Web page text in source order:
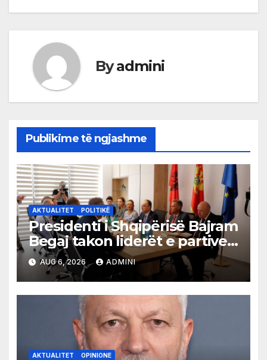
Byadmini
Publikime të ngjashme
AKTUALITET POLITIKË
Presidenti i Shqipërisë Bajram
Begaj takon liderët e partive
shqiptare në Ulqin
AUG 6, 2026 ADMINI
AKTUALITET OPINIONE